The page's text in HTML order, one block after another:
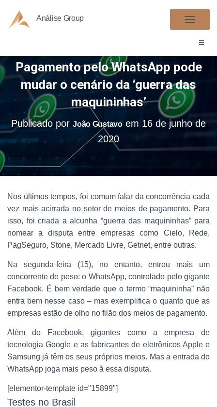
Análise Group
A
E
N
A
N
V
G
Ç
Ã
Pagamento pelo WhatsApp pode
mudar o cenário da ‘guerra das
maquininhas’
Publicado porJoão Gustavoem 16 de junho de
2020
Nos últimos tempos, foi comum falar da concorrência cada
vez mais acirrada no setor de meios de pagamento. Para
isso, foi criada a alcunha “guerra das maquininhas” para
nomear a disputa entre empresas como Cielo, Rede,
PagSeguro, Stone, Mercado Livre, Getnet, entre outras.
Na segunda-feira (15), no entanto, entrou mais um
concorrente de peso: o WhatsApp, controlado pelo gigante
Facebook. É bem verdade que o termo “maquininha” não
entra bem nesse caso – mas exemplifica o quanto que as
empresas estão de olho no filão dos meios de pagamento.
Além do Facebook, gigantes como a empresa de
tecnologia Google e as fabricantes de eletrônicos Apple e
Samsung já têm os seus próprios meios. Mas a entrada do
WhatsApp joga mais peso à essa disputa.
[elementor-template id="15899"]
Testes no Brasil